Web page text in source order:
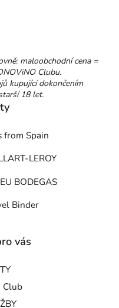
maloobchodní cena =
Clubu.
kupující dokončením
18 let.
from Spain
LEROY
BODEGAS
Binder
vás
Club